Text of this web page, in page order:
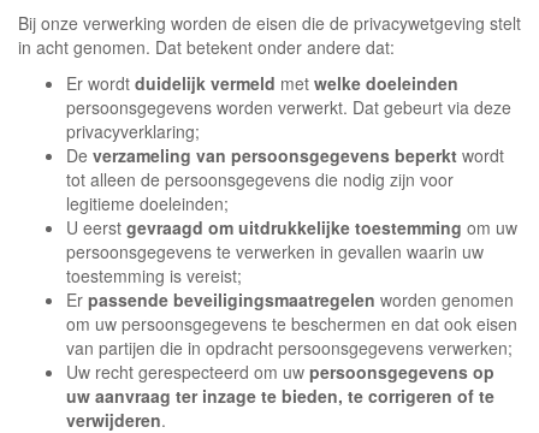
Bij onze verwerking worden de eisen die de privacywetgeving stelt
in acht genomen. Dat betekent onder andere dat:
Er wordt duidelijk vermeld met welke doeleinden
persoonsgegevens worden verwerkt. Dat gebeurt via deze
privacyverklaring;
De verzameling van persoonsgegevens beperkt wordt
tot alleen de persoonsgegevens die nodig zijn voor
legitieme doeleinden;
U eerst gevraagd om uitdrukkelijke toestemming om uw
persoonsgegevens te verwerken in gevallen waarin uw
toestemming is vereist;
Er passende beveiligingsmaatregelen worden genomen
om uw persoonsgegevens te beschermen en dat ook eisen
van partijen die in opdracht persoonsgegevens verwerken;
Uw recht gerespecteerd om uw persoonsgegevens op
uw aanvraag ter inzage te bieden, te corrigeren of te
verwijderen.